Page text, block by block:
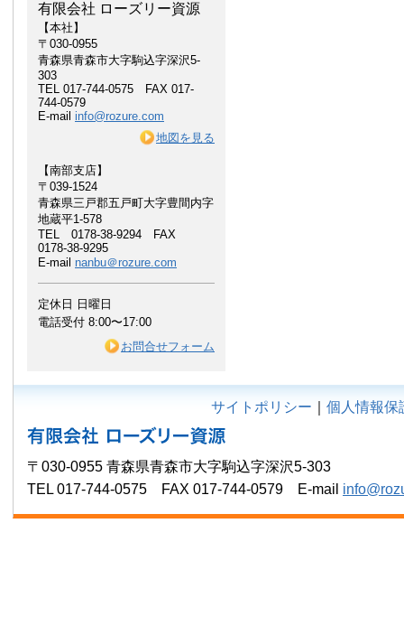
有限会社 ローズリー資源
【本社】
〒030-0955
青森県青森市大字駒込字深沢5-
303
TEL 017-744-0575 FAX 017-
744-0579
E-mail info@rozure.com
地図を見る
【南部支店】
〒039-1524
青森県三戸郡五戸町大字豊間内字
地蔵平1-578
TEL 0178-38-9294 FAX
0178-38-9295
E-mail nanbu＠rozure.com
定休日 日曜日
電話受付 8:00〜17:00
お問合せフォーム
サイトポリシー 個人情報保
〒030-0955 青森県青森市大字駒込字深沢5-303
TEL 017-744-0575 FAX 017-744-0579 E-mail